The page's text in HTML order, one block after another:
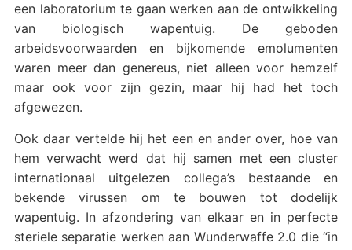
een laboratorium te gaan werken aan de ontwikkeling
van biologisch wapentuig. De geboden
arbeidsvoorwaarden en bijkomende emolumenten
waren meer dan genereus, niet alleen voor hemzelf
maar ook voor zijn gezin, maar hij had het toch
afgewezen.
Ook daar vertelde hij het een en ander over, hoe van
hem verwacht werd dat hij samen met een cluster
internationaal uitgelezen collega’s bestaande en
bekende virussen om te bouwen tot dodelijk
wapentuig. In afzondering van elkaar en in perfecte
steriele separatie werken aan Wunderwaffe 2.0 die “in